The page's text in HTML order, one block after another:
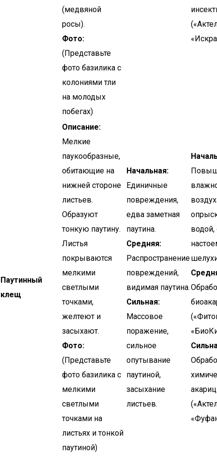
(медвяной
росы).
Фото:
(Представьте
фото базилика с
колониями тли
на молодых
побегах)
Паутинный
клещ
Описание:
Мелкие
паукообразные,
обитающие на
нижней стороне
листьев.
Образуют
тонкую паутину.
Листья
покрываются
мелкими
светлыми
точками,
желтеют и
засыхают.
Фото:
(Представьте
фото базилика с
мелкими
светлыми
точками на
листьях и тонкой
паутиной)
Начальная:
Единичные
повреждения,
едва заметная
паутина.
Средняя:
Распространение
повреждений,
видимая паутина.
Сильная:
Массовое
поражение,
сильное
опутывание
паутиной,
засыхание
листьев.
водой,